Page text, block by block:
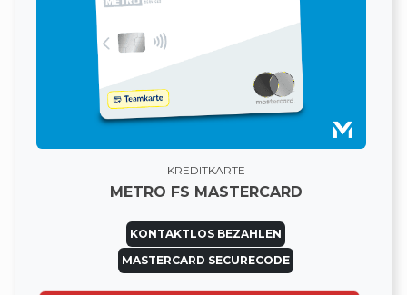
KREDITKARTE
METRO FS MASTERCARD
KONTAKTLOS BEZAHLEN
MASTERCARD SECURECODE